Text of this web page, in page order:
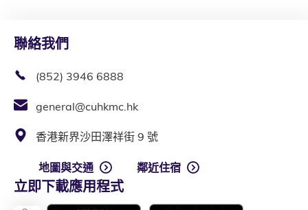
聯絡我們
(852) 3946 6888
general@cuhkmc.hk
香港新界沙田澤祥街 9 號
地圖與交通 鄰近住宿
立即下載應用程式